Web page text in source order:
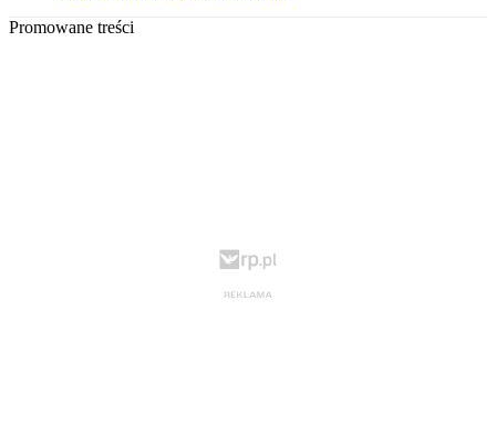
Promowane treści